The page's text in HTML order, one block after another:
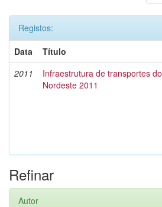
Registos:
Data
Título
2011
Infraestrutura de transportes do
Nordeste 2011
Refinar
Autor